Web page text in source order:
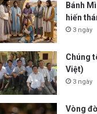
Bánh
hiến
3 ngày
Chúng
Việt)
3 ngày
Vòng